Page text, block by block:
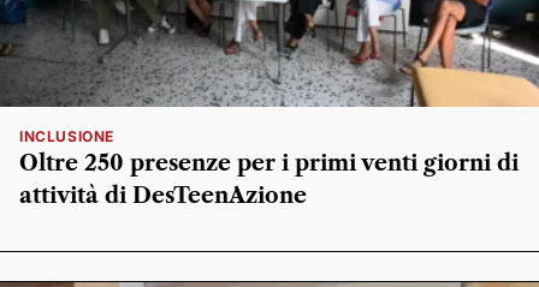
INCLUSIONE
Oltre 250 presenze per i primi venti giorni di
attività di DesTeenAzione